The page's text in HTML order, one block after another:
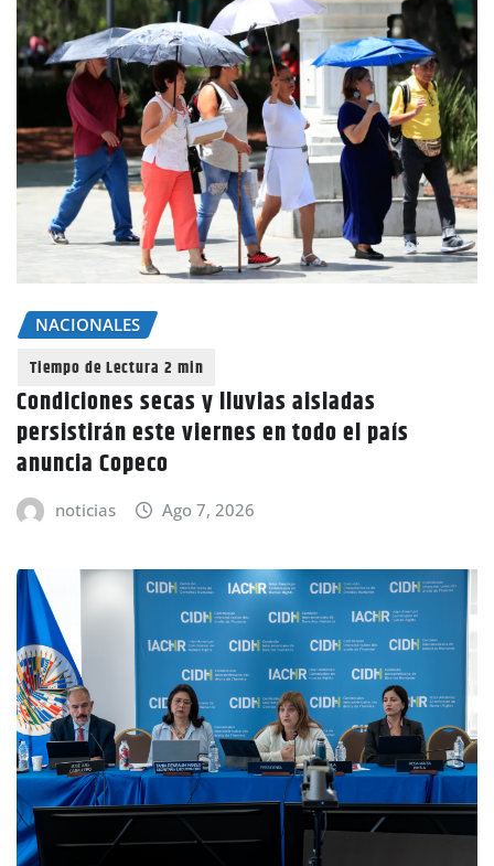
NACIONALES
Condiciones secas y lluvias aisladas
persistirán este viernes en todo el país
anuncia Copeco
noticias Ago 7, 2026